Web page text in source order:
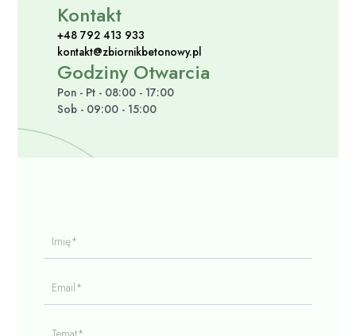
Kontakt
+48 792 413 933
kontakt@zbiornikbetonowy.pl
Godziny Otwarcia
Pon - Pt - 08:00 - 17:00
Sob - 09:00 - 15:00
Email*